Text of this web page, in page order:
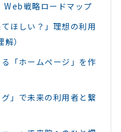
Web戦略ロードマップ
ほしい？」理想の利用
）
「ホームページ」を作
」で未来の利用者と繋